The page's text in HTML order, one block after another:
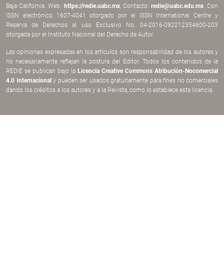
Baja California. Web: https://redie.uabc.mx, Contacto: redie@uabc.edu.mx. Con
ISSN electrónico 1607-4041 otorgado por el ISSN International Centre y
Reserva de Derechos al uso Exclusivo No. 04-2016-092212354600-203
otorgada por el Instituto Nacional del Derecho de Autor.
Las opiniones expresadas en los artículos son responsabilidad de los autores y
no necesariamente reflejan la postura del Editor. Todos los contenidos de la
REDIE se publican bajo la Licencia Creative Commons Atribución-Nocomercial
4.0 Internacionaly pueden ser usados gratuitamente para fines no comerciales
dando los créditos a los autores y a la Revista, como lo establece esta licencia.